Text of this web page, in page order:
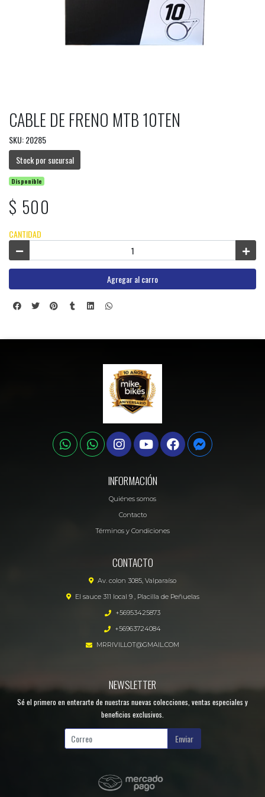
CABLE DE FRENO MTB 10TEN
SKU: 20285
Stock por sucursal
Disponible
$ 500
CANTIDAD
Agregar al carro
INFORMACIÓN
Quiénes somos
Contacto
Términos y Condiciones
CONTACTO
Av. colon 3085, Valparaíso
El sauce 311 local 9 , Placilla de Peñuelas
+56953425873
+56963724084
MRRIVILLOT@GMAIL.COM
NEWSLETTER
Sé el primero en enterarte de nuestras nuevas colecciones, ventas especiales y
beneficios exclusivos.
Enviar